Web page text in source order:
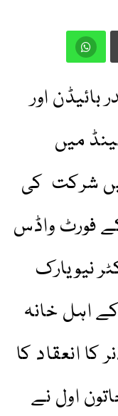
بائیڈن اور
میں
شرکت کی
فورٹ واڈس
نیویارک
اہل خانہ
انعقاد کا
اول نے